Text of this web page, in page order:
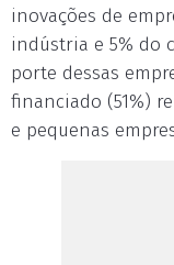
inovações de
indústria e 5% do
porte dessas
financiado (51%)
e pequenas